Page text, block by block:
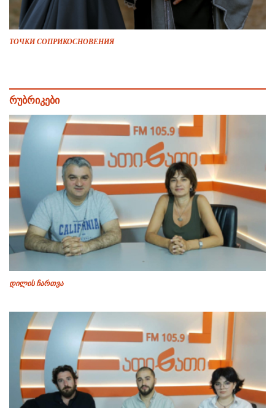
ТОЧКИ СОПРИКОСНОВЕНИЯ
რუბრიკები
დილის ჩართვა